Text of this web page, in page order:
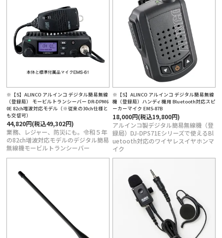
方法について
・送料について
商取引法に基づく表記
※【S】ALINCO アルインコ デジタル簡易無線
（登録局） モービルトランシーバー DR-DPM6
0E 82ch増波対応モデル（※従来の30ch仕様と
も交信可）
44,820円(税込49,302円)
業務、レジャー、防災にも。令和５年
の82ch増波対応モデルのデジタル簡易
無線機モービルトランシーバー
※【S】ALINCO アルインコ デジタル簡易無線
機（登録局）ハンディ機用 Bluetooth対応スピ
ーカーマイク EMS-87B
18,000円(税込19,800円)
アルインコ製デジタル簡易無線機（登
録局）DJ-DPS71Eシリーズで使えるBl
uetooth対応のワイヤレスイヤホンマ
イク